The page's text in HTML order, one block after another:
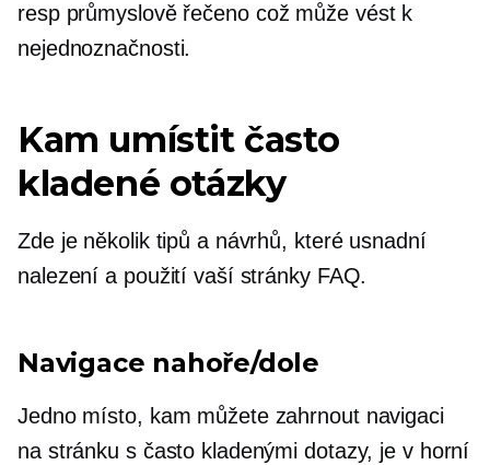
resp průmyslově řečenocož může vést k
nejednoznačnosti.
Kam umístit často
kladené otázky
Zde je několik tipů a návrhů, které usnadní
nalezení a použití vaší stránky FAQ.
Navigace nahoře/dole
Jedno místo, kam můžete zahrnout navigaci
na stránku s často kladenými dotazy, je v horní